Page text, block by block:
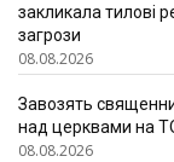
закликала тилові
загрози
08.08.2026
Завозять
над церквами на
08.08.2026